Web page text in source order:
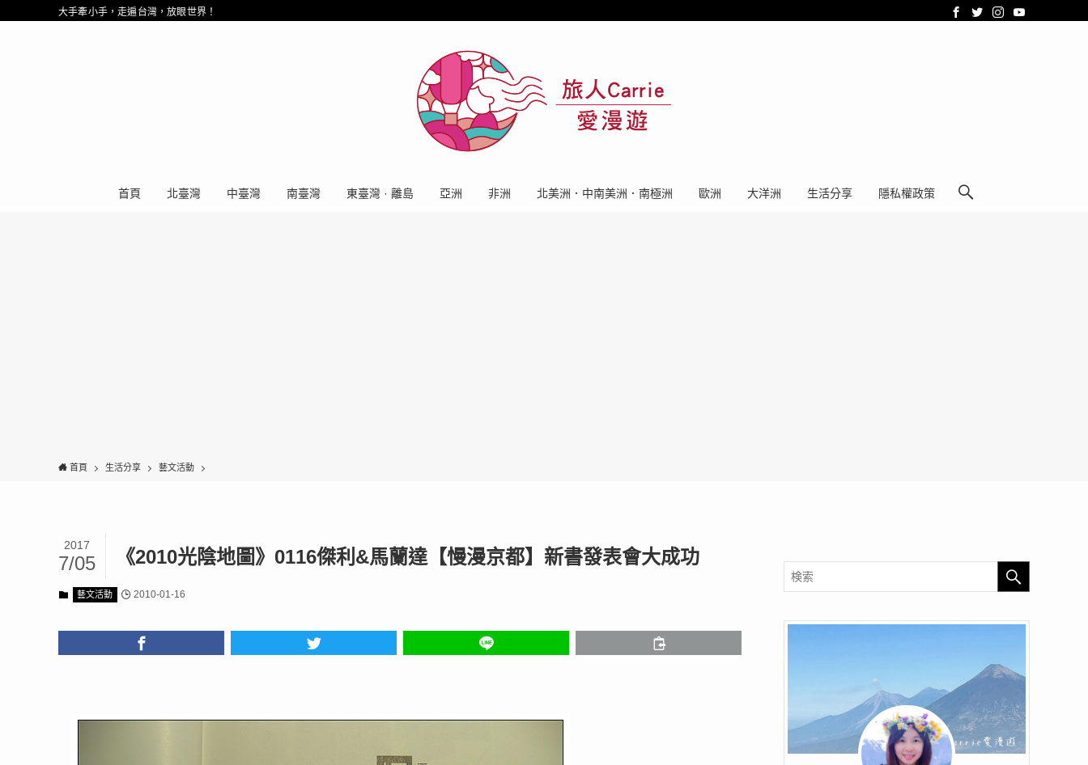
大手牽小手，走遍台灣，放眼世界！
首頁 北臺灣 中臺灣 南臺灣 東臺灣 · 離島 亞洲 非洲 北美洲．中南美洲．南極洲 歐洲 大洋洲 生活分享 隱私權政策
首頁 生活分享 藝文活動
《2010光陰地圖》0116傑利&馬蘭達【慢漫京都】新書發表會大成功
2017
7/05
藝文活動 2010-01-16